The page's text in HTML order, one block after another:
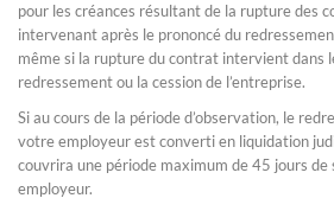
pour les créances résultant de la rupture des
intervenant après le prononcé du
même si la rupture du contrat intervient dans
redressement ou la cession de l’entreprise.
Si au cours de la période d’observation, le
votre employeur est converti en liquidation
couvrira une période maximum de 45 jours
employeur.